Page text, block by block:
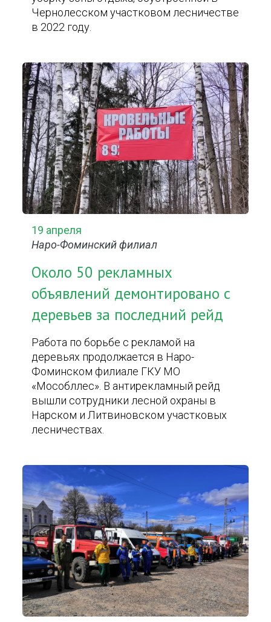
Чернолесском участковом лесничестве
в 2022 году.
19 апреля
Наро-Фоминский филиал
Около 50 рекламных
объявлений демонтировано с
деревьев за последний рейд
Работа по борьбе с рекламой на
деревьях продолжается в Наро-
Фоминском филиале ГКУ МО
«Мособллес». В антирекламный рейд
вышли сотрудники лесной охраны в
Нарском и Литвиновском участковых
лесничествах.